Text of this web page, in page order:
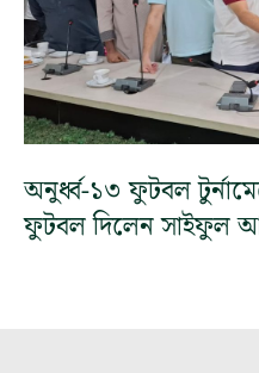
অনুর্ধ্ব-১৩ ফুটবল
ফুটবল দিলেন সাইফুল